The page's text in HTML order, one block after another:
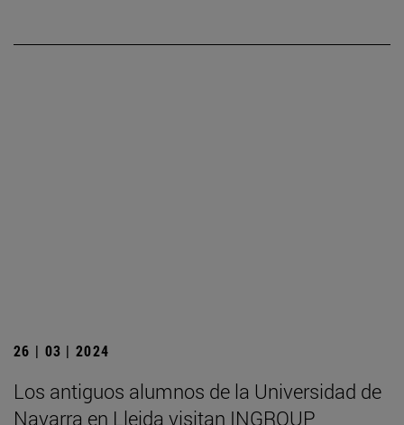
26 | 03 | 2024
Los antiguos alumnos de la Universidad de
Navarra en Lleida visitan INGROUP